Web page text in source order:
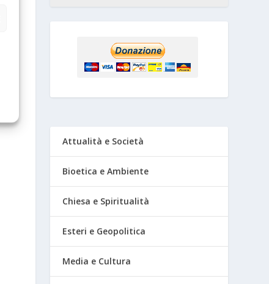
Attualità e Società
Bioetica e Ambiente
Chiesa e Spiritualità
Esteri e Geopolitica
Media e Cultura